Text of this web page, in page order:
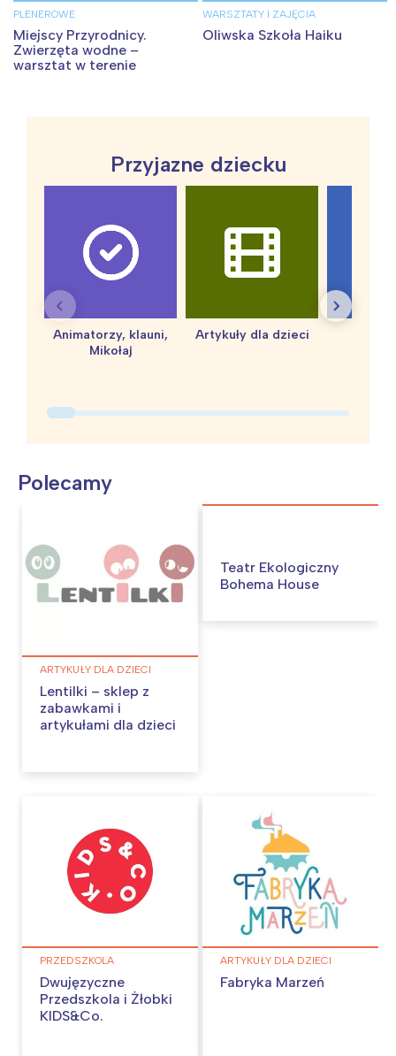
PLENEROWE
Miejscy Przyrodnicy.
Zwierzęta wodne –
warsztat w terenie
WARSZTATY I ZAJĘCIA
Oliwska Szkoła Haiku
Przyjazne dziecku
Animatorzy, klauni,
Mikołaj
Artykuły dla dzieci
Polecamy
ARTYKUŁY DLA DZIECI
Lentilki – sklep z
zabawkami i
artykułami dla dzieci
Teatr Ekologiczny
Bohema House
PRZEDSZKOLA
Dwujęzyczne
Przedszkola i Żłobki
KIDS&Co.
ARTYKUŁY DLA DZIECI
Fabryka Marzeń
Interesują mnie wydarzenia z
tego regionu: